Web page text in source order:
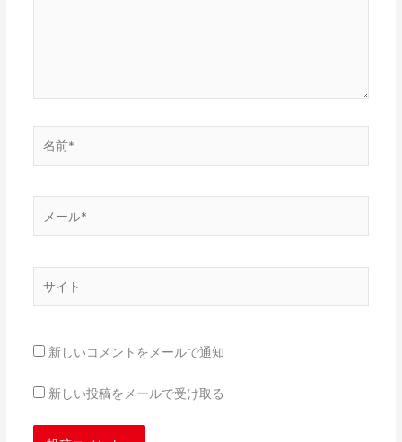
ー
*
新しいコメントをメールで通知
新しい投稿をメールで受け取る